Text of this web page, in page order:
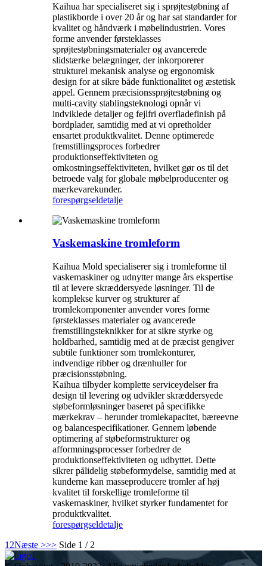
Kaihua har specialiseret sig i sprøjtestøbning af
plastikborde i over 20 år og har sat standarder for
kvalitet og håndværk i møbelindustrien. Vores
forme anvender førsteklasses
sprøjtestøbningsmaterialer og avancerede
slidstærke belægninger, der inkorporerer
strukturel mekanisk analyse og ergonomisk
design for at sikre både funktionalitet og æstetisk
appel. Gennem præcisionssprøjtestøbning og
multi-cavity stablingsteknologi opnår vi
indviklede detaljer og fejlfri overfladefinish på
bordplader, samtidig med at vi opretholder
ensartet produktkvalitet. Denne optimerede
fremstillingsproces forbedrer
produktionseffektiviteten og
omkostningseffektiviteten, hvilket gør os til det
betroede valg for globale møbelproducenter og
mærkevarekunder.
forespørgseldetalje
Vaskemaskine tromleform
Kaihua Mold specialiserer sig i tromleforme til
vaskemaskiner og udnytter mange års ekspertise
til at levere skræddersyede løsninger. Til de
komplekse kurver og strukturer af
tromlekomponenter anvender vores forme
førsteklasses materialer og avancerede
fremstillingsteknikker for at sikre styrke og
holdbarhed, samtidig med at de præcist gengiver
subtile funktioner som tromlekonturer,
indvendige ribber og drænhuller for
præcisionsstøbning.
Kaihua tilbyder komplette serviceydelser fra
design til levering og udvikler skræddersyede
støbeformløsninger baseret på specifikke
mærkekrav – herunder tromlekapacitet, bæreevne
og balancespecifikationer. Gennem løbende
optimering af støbeformstrukturer og
afformningsprocesser forbedrer de
produktionseffektiviteten og udbyttet. Dette
sikrer pålidelig støbeformydelse, samtidig med at
kunderne kan masseproducere tromler af høj
kvalitet til forskellige tromleforme til
vaskemaskiner, hvilket styrker fundamentet for
produktkvalitet.
forespørgseldetalje
1 2Næste >>> Side 1 / 2